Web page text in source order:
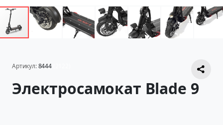
Артикул:8444
Электросамокат Blade 9